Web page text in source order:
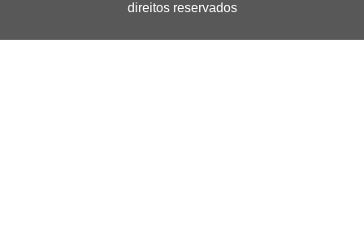
direitos reservados